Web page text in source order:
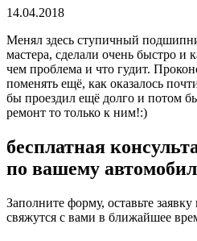
14.04.2018
Менял здесь ступичный
мастера, сделали очень быстро и
чем проблема и что гудит.
поменять ещё, как оказалось
бы проездил ещё долго и потом
ремонт то только к ним!:)
бесплатная
по вашему
Заполните форму, оставьте
свяжутся с вами в ближайшее